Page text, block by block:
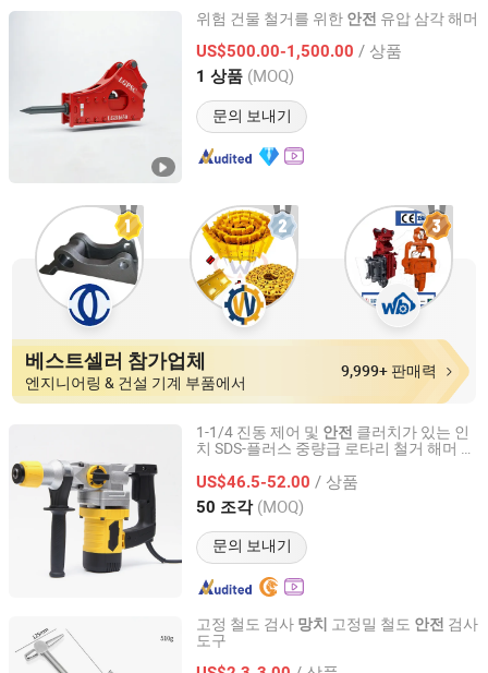
위험 건물 철거를 위한 안전 유압 삼각 해머
US$500.00-1,500.00 / 상품
1 상품 (MOQ)
문의 보내기
Shandong Ligu Machinery Equipment Co., Ltd.
Shandong, China 이후 2023
베스트셀러 참가업체
엔지니어링 & 건설 기계 부품에서
9,999+ 판매력
1-1/4 진동 제어 및 안전 클러치가 있는 인
치 SDS-플러스 중량급 로타리 철거 해머 드
US$46.5-52.00 / 상품
50 조각 (MOQ)
문의 보내기
ZHEJIANG SHALL TOOLS CO., LTD.
Zhejiang, China 이후 2022
고정 철도 검사 망치 고정밀 철도 안전 검사
도구
Yue Rui International Trade (Shanghai) Co., Ltd.